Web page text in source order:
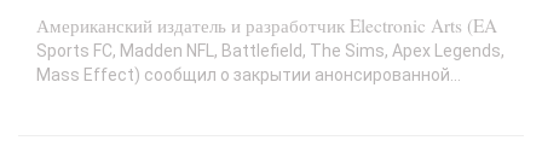
Американский издатель и разработчик Electronic Arts (EA
Sports FC, Madden NFL, Battlefield, The Sims, Apex Legends,
Mass Effect) сообщил о закрытии анонсированной...